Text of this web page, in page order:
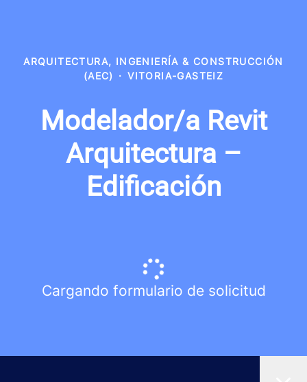
ARQUITECTURA, INGENIERÍA & CONSTRUCCIÓN
(AEC)
· VITORIA-GASTEIZ
Modelador/a Revit
Arquitectura –
Edificación
Cargando formulario de solicitud